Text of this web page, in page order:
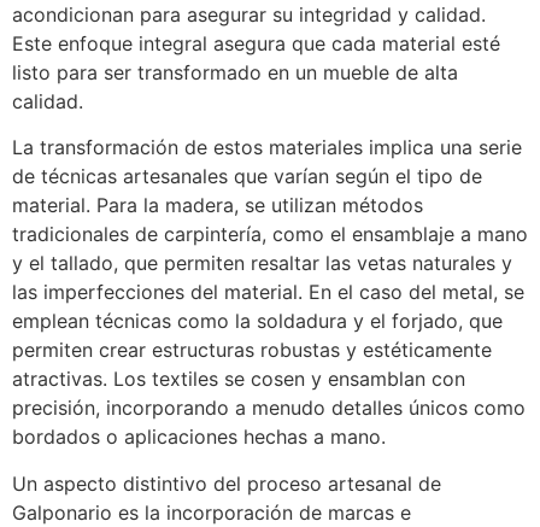
acondicionan para asegurar su integridad y calidad.
Este enfoque integral asegura que cada material esté
listo para ser transformado en un mueble de alta
calidad.
La transformación de estos materiales implica una serie
de técnicas artesanales que varían según el tipo de
material. Para la madera, se utilizan métodos
tradicionales de carpintería, como el ensamblaje a mano
y el tallado, que permiten resaltar las vetas naturales y
las imperfecciones del material. En el caso del metal, se
emplean técnicas como la soldadura y el forjado, que
permiten crear estructuras robustas y estéticamente
atractivas. Los textiles se cosen y ensamblan con
precisión, incorporando a menudo detalles únicos como
bordados o aplicaciones hechas a mano.
Un aspecto distintivo del proceso artesanal de
Galponario es la incorporación de marcas e